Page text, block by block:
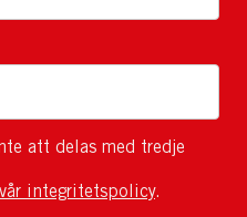
att delas med tredje
vår integritetspolicy.